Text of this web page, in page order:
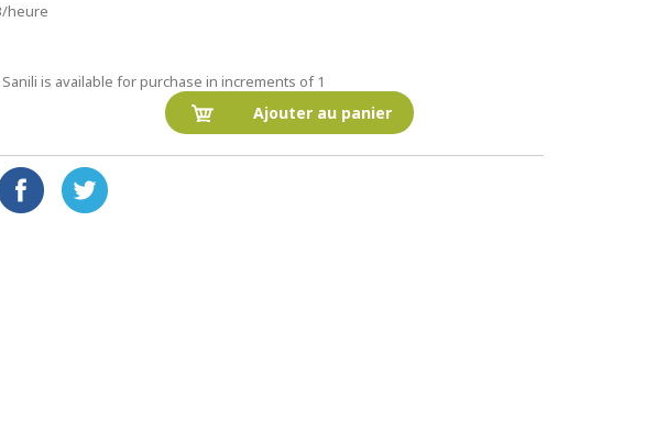
heure
is available for purchase in increments of 1
Ajouter au panier